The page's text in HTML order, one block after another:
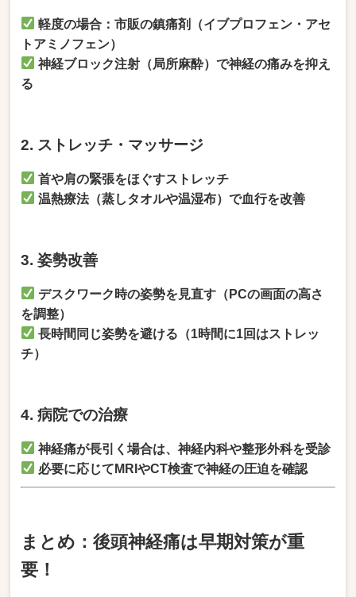
軽度の場合：市販の鎮痛剤（イブプロフェン・アセ
トアミノフェン）
神経ブロック注射（局所麻酔）で神経の痛みを抑え
る
2. ストレッチ・マッサージ
首や肩の緊張をほぐすストレッチ
温熱療法（蒸しタオルや温湿布）で血行を改善
3. 姿勢改善
デスクワーク時の姿勢を見直す（PCの画面の高さ
を調整）
長時間同じ姿勢を避ける（1時間に1回はストレッ
チ）
4. 病院での治療
神経痛が長引く場合は、神経内科や整形外科を受診
必要に応じてMRIやCT検査で神経の圧迫を確認
まとめ：後頭神経痛は早期対策が重
要！